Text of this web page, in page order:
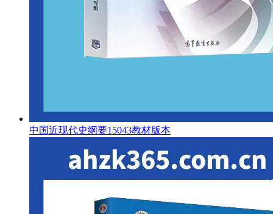
中国近现代史纲要15043教材版本